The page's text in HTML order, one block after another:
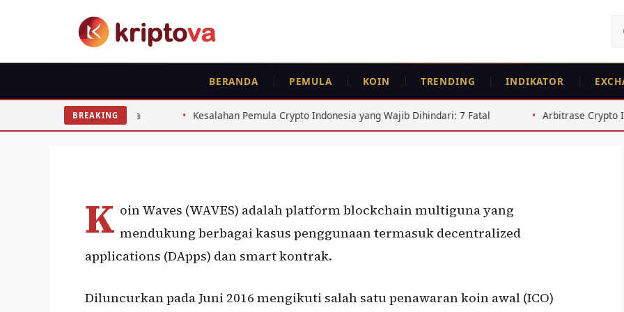
BERANDA PEMULA KOIN TRENDING INDIKATOR
BREAKINGKesalahan Pemula Crypto Indonesia yang Wajib Dihindari: 7 Fatal Arbitrase Crypto Indonesia: Panduan
Waves (WAVES)
K oin Waves (WAVES) adalah platform blockchain multiguna yang
mendukung berbagai kasus penggunaan termasuk decentralized
applications (DApps) dan smart kontrak.
Diluncurkan pada Juni 2016 mengikuti salah satu penawaran koin awal (ICO)